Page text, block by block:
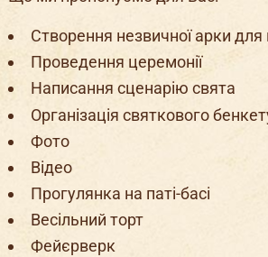
Створення незвичної арки для
Проведення церемонії
Написання сценарію свята
Організація святкового
Фото
Відео
Прогулянка на паті-басі
Весільний торт
Фейєрверк